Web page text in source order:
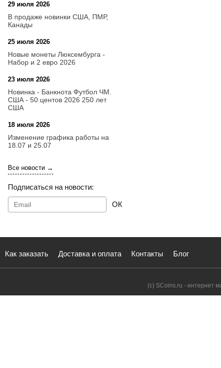
29 июля 2026
В продаже новинки США, ПМР,
Канады
25 июля 2026
Новые монеты Люксембурга -
Набор и 2 евро 2026
23 июля 2026
Новинка - Банкнота Футбол ЧМ.
США - 50 центов 2026 250 лет
США
18 июля 2026
Изменение графика работы на
18.07 и 25.07
Все новости →
Подписаться на новости:
ОК
Как заказать Доставка и оплата Контакты Блог
(с) SCoins.ru - интернет